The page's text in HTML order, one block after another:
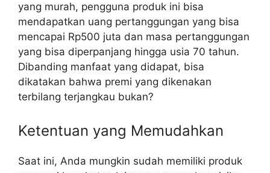
yang murah, pengguna produk ini bisa
mendapatkan uang pertanggungan yang bisa
mencapai Rp500 juta dan masa pertanggungan
yang bisa diperpanjang hingga usia 70 tahun.
Dibanding manfaat yang didapat, bisa
dikatakan bahwa premi yang dikenakan
terbilang terjangkau bukan?
Ketentuan yang Memudahkan
Saat ini, Anda mungkin sudah memiliki produk